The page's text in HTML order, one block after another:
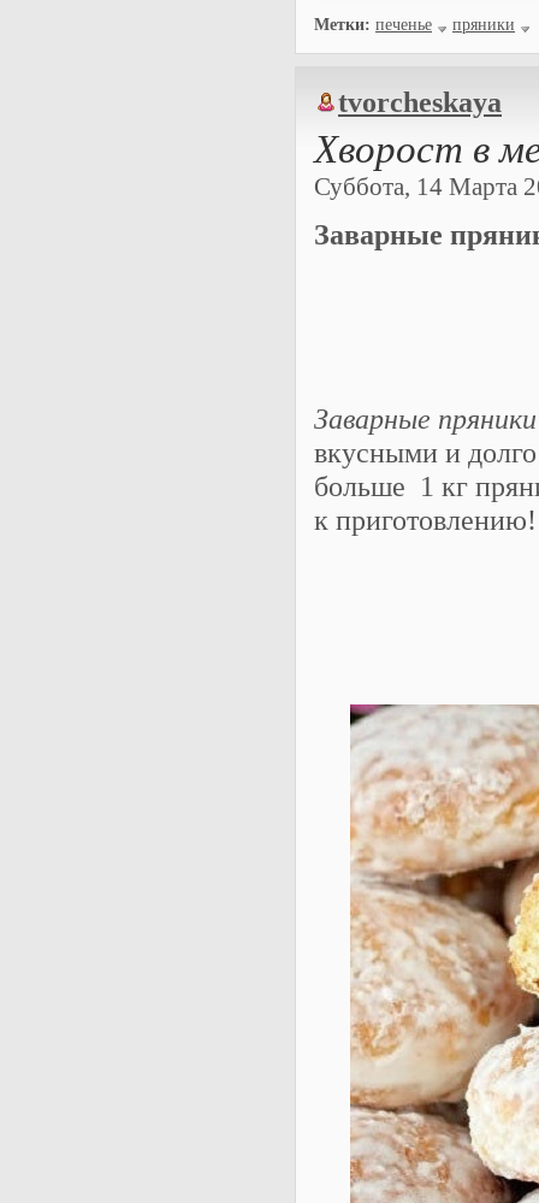
Метки: печенье пряники
tvorcheskaya
Хворост в
Суббота, 14 Марта
Заварные
Заварные
вкусными и
больше 1 кг
к приготовлению!